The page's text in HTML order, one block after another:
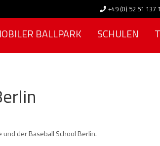
+49 (0) 52 51 137
BALLPARK SCHULEN
der Baseball School Berlin.